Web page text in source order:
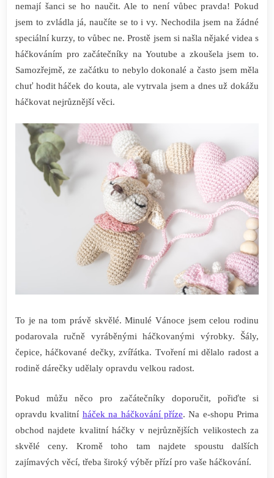
nemají šanci se ho naučit. Ale to není vůbec pravda! Pokud
jsem to zvládla já, naučíte se to i vy. Nechodila jsem na žádné
speciální kurzy, to vůbec ne. Prostě jsem si našla nějaké videa s
háčkováním pro začátečníky na Youtube a zkoušela jsem to.
Samozřejmě, ze začátku to nebylo dokonalé a často jsem měla
chuť hodit háček do kouta, ale vytrvala jsem a dnes už dokážu
háčkovat nejrůznější věci.
To je na tom právě skvělé. Minulé Vánoce jsem celou rodinu
podarovala ručně vyráběnými háčkovanými výrobky. Šály,
čepice, háčkované dečky, zvířátka. Tvoření mi dělalo radost a
rodině dárečky udělaly opravdu velkou radost.
Pokud můžu něco pro začátečníky doporučit, pořiďte si
opravdu kvalitní háček na háčkování příze. Na e-shopu Prima
obchod najdete kvalitní háčky v nejrůznějších velikostech za
skvělé ceny. Kromě toho tam najdete spoustu dalších
zajímavých věcí, třeba široký výběr přízí pro vaše háčkování.